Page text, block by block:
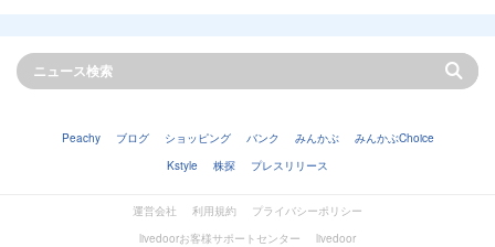
Peachy ブログ ショッピング バンク みんかぶ
みんかぶChoice
Kstyle
株探 プレスリリース
運営会社 利用規約
プライバシーポリシー
livedoorお客様サポートセンター
livedoor